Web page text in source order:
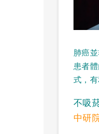
肺癌
患者
式，有
不吸
中研